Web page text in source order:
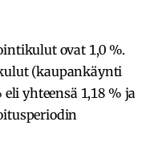
ovat 1,0 %.
(kaupankäynti
yhteensä 1,18 % ja